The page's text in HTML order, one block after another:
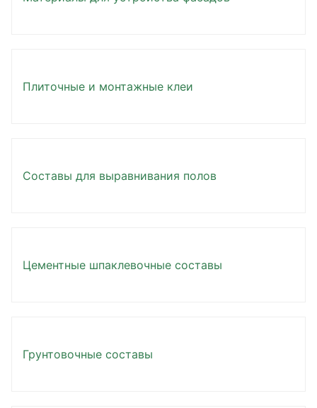
Плиточные и монтажные клеи
Составы для выравнивания полов
Цементные шпаклевочные составы
Грунтовочные составы